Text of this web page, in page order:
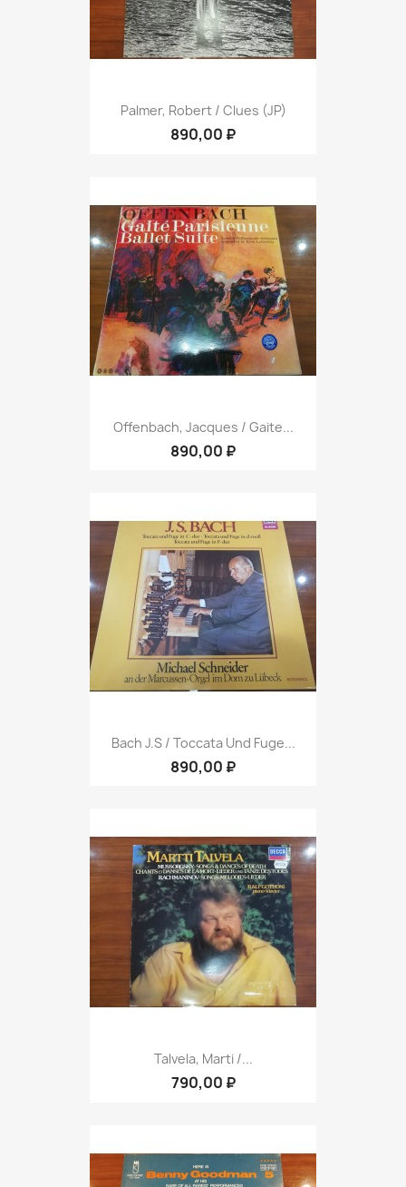
Palmer, Robert / Clues (JP)
890,00 ₽
Offenbach, Jacques / Gaite...
890,00 ₽
Bach J.S / Toccata Und Fuge...
890,00 ₽
Talvela, Marti /...
790,00 ₽